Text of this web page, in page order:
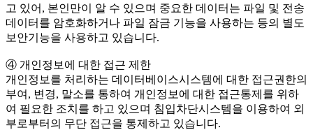
고 있어, 본인만이 알 수 있으며 중요한 데이터는 파일 및 전송
데이터를 암호화하거나 파일 잠금 기능을 사용하는 등의 별도
보안기능을 사용하고 있습니다.
④ 개인정보에 대한 접근 제한
개인정보를 처리하는 데이터베이스시스템에 대한 접근권한의
부여, 변경, 말소를 통하여 개인정보에 대한 접근통제를 위하
여 필요한 조치를 하고 있으며 침입차단시스템을 이용하여 외
부로부터의 무단 접근을 통제하고 있습니다.